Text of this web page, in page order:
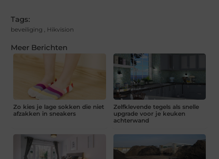
Tags:
beveiliging , Hikvision
Meer Berichten
Zo kies je lage sokken die niet
afzakken in sneakers
Zelfklevende tegels als snelle
upgrade voor je keuken
achterwand